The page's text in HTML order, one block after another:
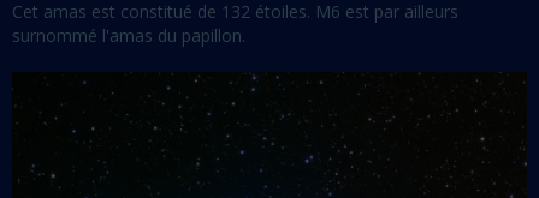
Cet amas est constitué de 132 étoiles. M6 est par ailleurs
surnommé l'amas du papillon.